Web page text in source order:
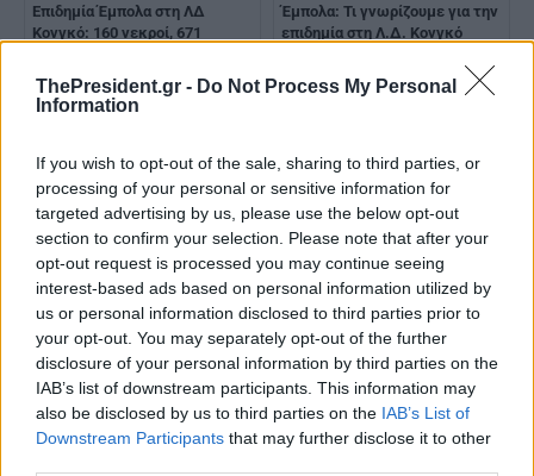
ThePresident.gr - Do Not Process My Personal
Information
If you wish to opt-out of the sale, sharing to third parties, or
processing of your personal or sensitive information for
targeted advertising by us, please use the below opt-out
section to confirm your selection. Please note that after your
opt-out request is processed you may continue seeing
interest-based ads based on personal information utilized by
us or personal information disclosed to third parties prior to
your opt-out. You may separately opt-out of the further
disclosure of your personal information by third parties on the
IAB’s list of downstream participants. This information may
also be disclosed by us to third parties on the IAB’s List of
Downstream Participants that may further disclose it to other
Επιδημία Έμπολα στη ΛΔ
Κονγκό: 160 νεκροί, 671
Έμπολα: Τι γνωρίζουμε για την
επιδημία στη Λ.Δ. Κονγκό